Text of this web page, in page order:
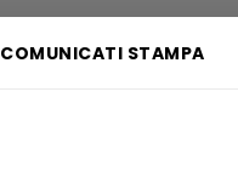
COMUNICATI STAMPA